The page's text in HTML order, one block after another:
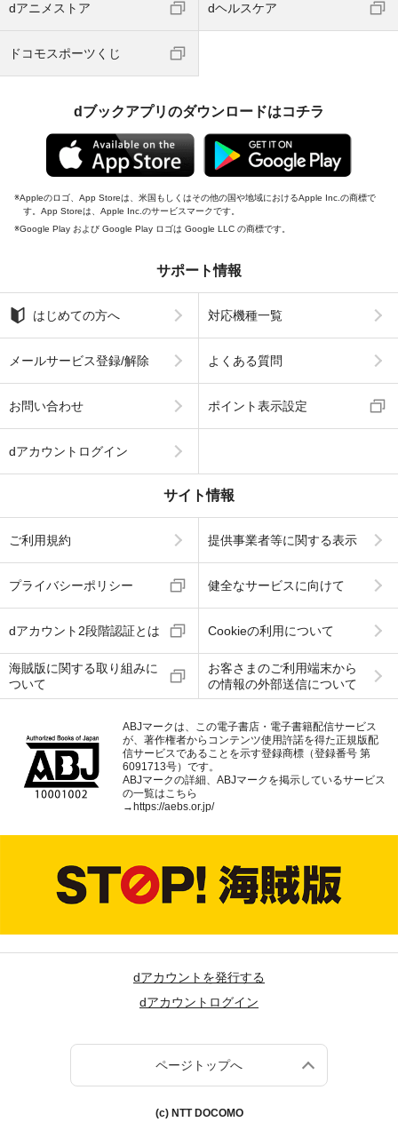
dアニメストア dヘルスケア
ドコモスポーツくじ
dブックアプリのダウンロードはコチラ
Appleのロゴ、App Storeは、米国もしくはその他の国や地域におけるApple Inc.の商標で
す。App Storeは、Apple Inc.のサービスマークです。
Google Play および Google Play ロゴは Google LLC の商標です。
サポート情報
はじめての方へ 対応機種一覧
メールサービス登録/解除 よくある質問
お問い合わせ ポイント表示設定
dアカウントログイン
サイト情報
ご利用規約 提供事業者等に関する表示
プライバシーポリシー 健全なサービスに向けて
dアカウント2段階認証とは Cookieの利用について
海賊版に関する取り組みに
ついて
お客さまのご利用端末から
の情報の外部送信について
ABJマークは、この電子書店・電子書籍配信サービス
が、著作権者からコンテンツ使用許諾を得た正規版配
信サービスであることを示す登録商標（登録番号 第
6091713号）です。
ABJマークの詳細、ABJマークを掲示しているサービス
の一覧はこちら
→ https://aebs.or.jp/
dアカウントを発行する
dアカウントログイン
ページトップへ
(c) NTT DOCOMO